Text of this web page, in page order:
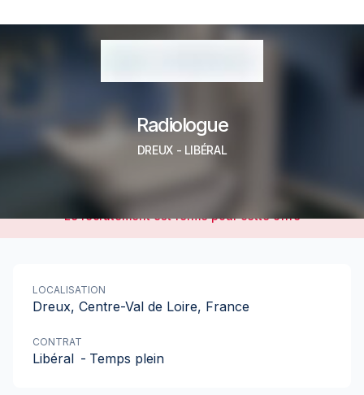
Radiologue
DREUX - LIBÉRAL
Le recrutement est fermé pour cette offre
LOCALISATION
Dreux, Centre-Val de Loire, France
CONTRAT
Libéral - Temps plein